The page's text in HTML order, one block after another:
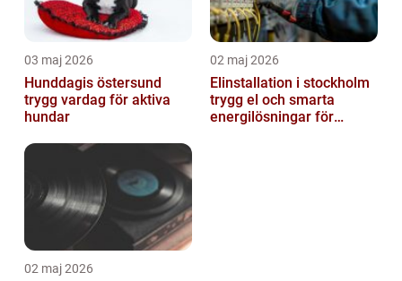
03 maj 2026
Hunddagis östersund
trygg vardag för aktiva
hundar
02 maj 2026
Elinstallation i stockholm
trygg el och smarta
energilösningar för
02 maj 2026